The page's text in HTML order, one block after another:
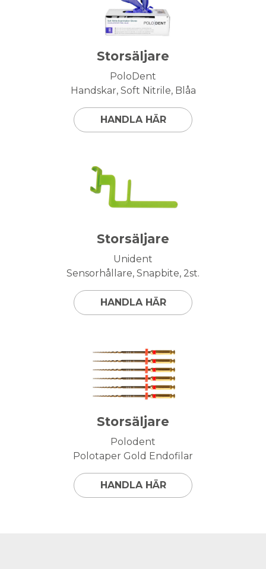
Storsäljare
PoloDent
Handskar, Soft Nitrile, Blåa
HANDLA HÄR
Storsäljare
Unident
Sensorhållare, Snapbite, 2st.
HANDLA HÄR
Storsäljare
Polodent
Polotaper Gold Endofilar
HANDLA HÄR